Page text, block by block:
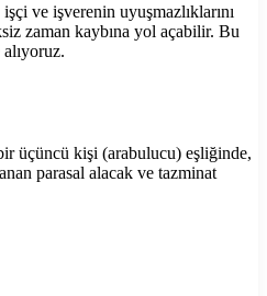
ve işverenin uyuşmazlıklarını
zaman kaybına yol açabilir. Bu
üçüncü kişi (arabulucu) eşliğinde,
parasal alacak ve tazminat